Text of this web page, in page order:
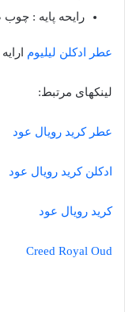
رایحه پایه :
عطر ادکلن لیلیوم
لینکهای مرتبط:
عطر کرید رویال عود
ادکلن کرید رویال عود
کرید رویال عود
Creed Royal Oud